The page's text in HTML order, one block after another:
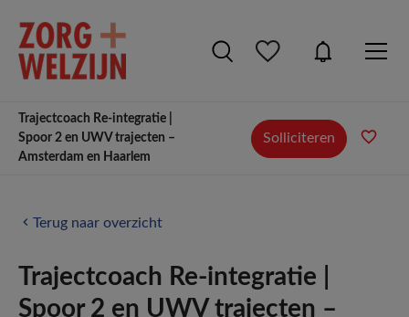
Trajectcoach Re-integratie |
Spoor 2 en UWV trajecten –
Amsterdam en Haarlem
Solliciteren
Terug naar overzicht
Trajectcoach Re-integratie |
Spoor 2 en UWV trajecten –